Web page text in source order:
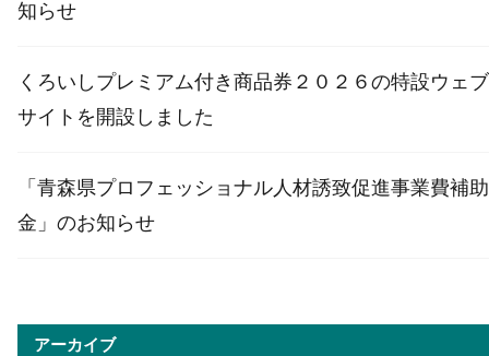
知らせ
くろいしプレミアム付き商品券２０２６の特設ウェブ
サイトを開設しました
「青森県プロフェッショナル人材誘致促進事業費補助
金」のお知らせ
アーカイブ